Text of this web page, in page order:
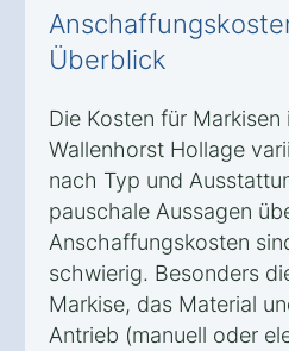
Überblick
Die Kosten für Markisen
Wallenhorst Hollage
nach Typ und
pauschale Aussagen
Anschaffungskosten
schwierig. Besonders
Markise, das Material
Antrieb (manuell oder